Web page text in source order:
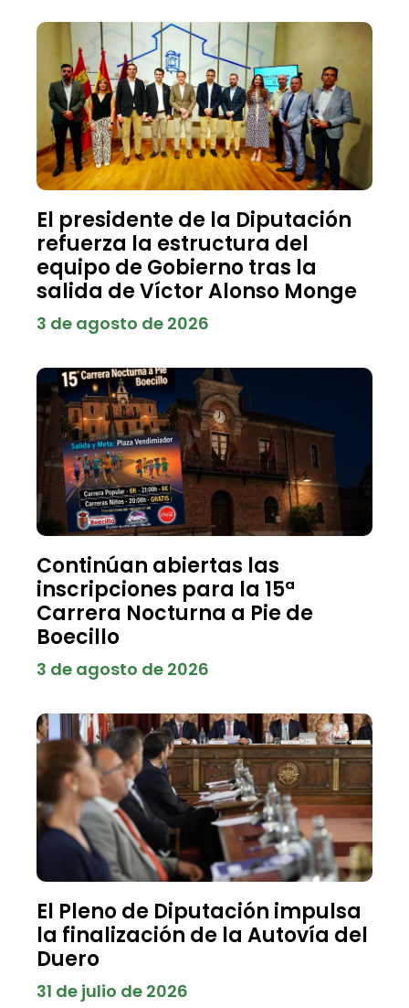
El presidente de la Diputación
refuerza la estructura del
equipo de Gobierno tras la
salida de Víctor Alonso Monge
3 de agosto de 2026
Continúan abiertas las
inscripciones para la 15ª
Carrera Nocturna a Pie de
Boecillo
3 de agosto de 2026
El Pleno de Diputación impulsa
la finalización de la Autovía del
Duero
31 de julio de 2026